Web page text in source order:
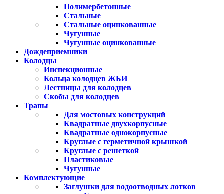
Полимербетонные
Стальные
Стальные оцинкованные
Чугунные
Чугунные оцинкованные
Дождеприемники
Колодцы
Инспекционные
Кольца колодцев ЖБИ
Лестницы для колодцев
Скобы для колодцев
Трапы
Для мостовых конструкций
Квадратные двухкорпусные
Квадратные однокорпусные
Круглые с герметичной крышкой
Круглые с решеткой
Пластиковые
Чугунные
Комплектующие
Заглушки для водоотводных лотков